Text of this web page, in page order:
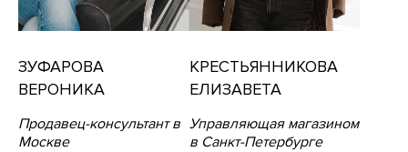
ЗУФАРОВА
ВЕРОНИКА
Продавец-консультант в
Москве
КРЕСТЬЯННИКОВА
ЕЛИЗАВЕТА
Управляющая магазином
в Санкт-Петербурге